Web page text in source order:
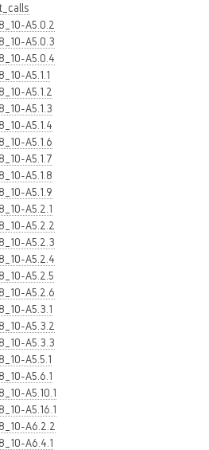
A5.0.2
A5.0.3
A5.0.4
A5.1.1
A5.1.2
A5.1.3
A5.1.4
A5.1.6
A5.1.7
A5.1.8
A5.1.9
A5.2.1
A5.2.2
A5.2.3
A5.2.4
A5.2.5
A5.2.6
A5.3.1
A5.3.2
A5.3.3
A5.5.1
A5.6.1
A5.10.1
A5.16.1
A6.2.2
A6.4.1